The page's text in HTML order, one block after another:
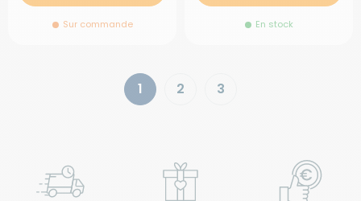
Sur commande En stock
1 2 3